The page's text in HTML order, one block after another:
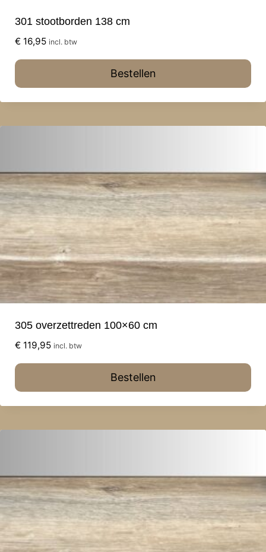
301 stootborden 138 cm
€ 16,95 incl. btw
Bestellen
305 overzettreden 100×60 cm
€ 119,95 incl. btw
Bestellen